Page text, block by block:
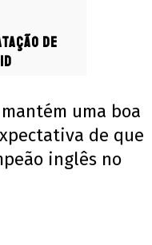
de
uma boa
de que
inglês no